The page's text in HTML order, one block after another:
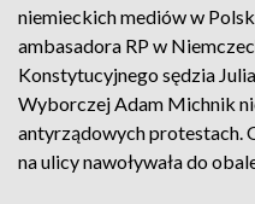
niemieckich mediów w
ambasadora RP w
Konstytucyjnego sędzia
Wyborczej Adam Michnik
antyrządowych protestach.
na ulicy nawoływała do